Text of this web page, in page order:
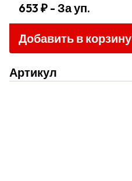
653 ₽ - За уп.
Добавить в корзину
Артикул